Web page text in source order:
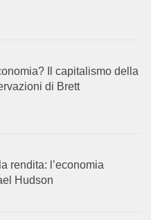
Il capitalismo della
di Brett
rendita: l’economia
Hudson